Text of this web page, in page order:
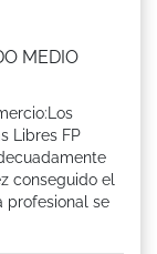
MEDIO
Libres FP
conseguido el
profesional se